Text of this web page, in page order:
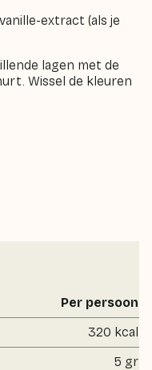
extract (als je
lagen met de
Wissel de kleuren
Per persoon
320 kcal
5 gr